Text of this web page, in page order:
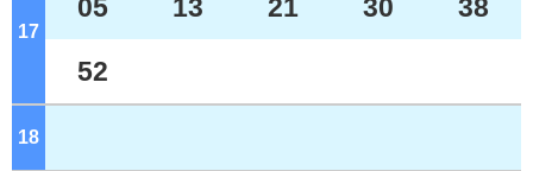
17
05 13 21 30 38
52
18